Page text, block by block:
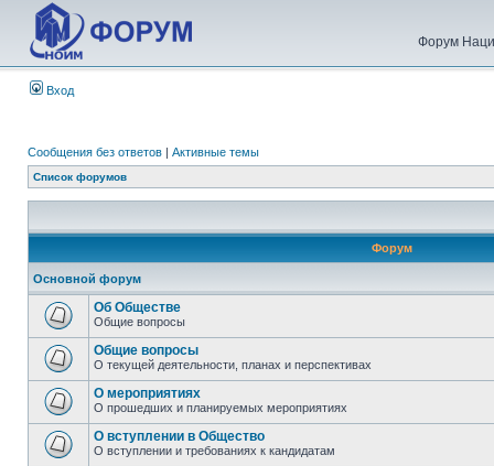
Форум
Вход
Сообщения без ответов | Активные темы
Список форумов
Форум
Основной форум
Об Обществе
Общие вопросы
Общие вопросы
О текущей деятельности, планах и перспективах
О мероприятиях
О прошедших и планируемых мероприятиях
О вступлении в Общество
О вступлении и требованиях к кандидатам